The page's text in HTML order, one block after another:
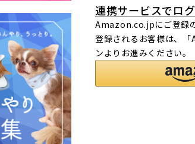
連携サービスでロ
Amazon.co.jpにご登録
登録されるお客様は、
ンよりお進みください。